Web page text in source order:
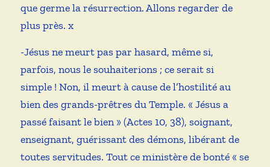
que germe la résurrection. Allons regarder de
plus près. x
-Jésus ne meurt pas par hasard, même si,
parfois, nous le souhaiterions ; ce serait si
simple ! Non, il meurt à cause de l’hostilité au
bien des grands-prêtres du Temple. « Jésus a
passé faisant le bien » (Actes 10, 38), soignant,
enseignant, guérissant des démons, libérant de
toutes servitudes. Tout ce ministère de bonté « se